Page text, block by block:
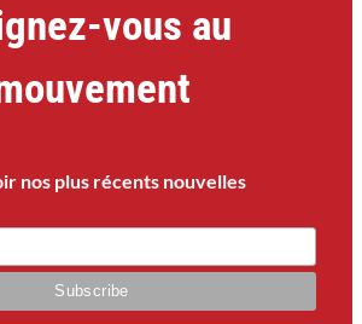
vous au
nos plus récents nouvelles